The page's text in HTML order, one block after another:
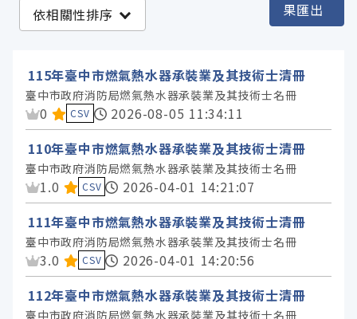
服務分類
格式
標籤
授權
依相關性排序
果匯出
115年臺中市燃氣熱水器承裝業及其技術士清冊
臺中市政府消防局燃氣熱水器承裝業及其技術士名冊
資料集評分：
0 CSV
2026-08-05 11:34:11
110年臺中市燃氣熱水器承裝業及其技術士清冊
臺中市政府消防局燃氣熱水器承裝業及其技術士名冊
資料集評分：
1.0 CSV
2026-04-01 14:21:07
111年臺中市燃氣熱水器承裝業及其技術士清冊
臺中市政府消防局燃氣熱水器承裝業及其技術士名冊
資料集評分：
3.0 CSV
2026-04-01 14:20:56
112年臺中市燃氣熱水器承裝業及其技術士清冊
臺中市政府消防局燃氣熱水器承裝業及其技術士名冊